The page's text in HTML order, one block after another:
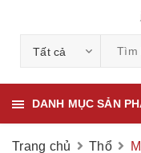
Tất cả
DANH MỤC SẢN
Trang chủ Thổ